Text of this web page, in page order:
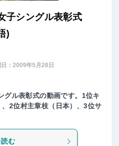
子シングル表彰式
)
： 2009年5月28日
グル表彰式の動画です。1位キ
2位村主章枝（日本）、3位サ
む